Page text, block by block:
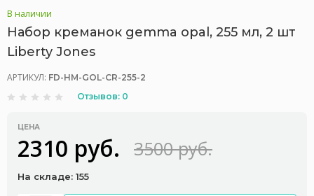
В наличии
Набор креманок gemma opal, 255 мл, 2 шт
Liberty Jones
АРТИКУЛ: FD-HM-GOL-CR-255-2
Отзывов: 0
ЦЕНА
2310 руб. 3500 руб.
На складе: 155